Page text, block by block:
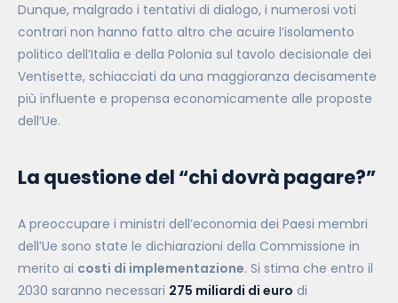
Dunque, malgrado i tentativi di dialogo, i numerosi voti
contrari non hanno fatto altro che acuire l’isolamento
politico dell’Italia e della Polonia sul tavolo decisionale dei
Ventisette, schiacciati da una maggioranza decisamente
più influente e propensa economicamente alle proposte
dell’Ue.
La questione del “chi dovrà pagare?”
A preoccupare i ministri dell’economia dei Paesi membri
dell’Ue sono state le dichiarazioni della Commissione in
merito ai costi di implementazione. Si stima che entro il
2030 saranno necessari 275 miliardi di euro di